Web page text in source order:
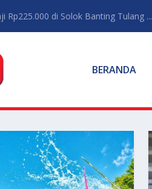
Rp225.000 di Solok Banting Tulang ...
BERANDA